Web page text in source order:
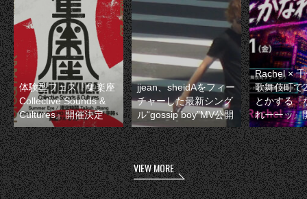
体験型フェス『集楽座
Collective Sounds &
Cultures』開催決定
jjean、sheidAをフィー
チャーした最新シング
ル“gossip boy”MV公開
Rachel ×
歌舞伎町で
とかする『
れーーッ』
VIEW MORE